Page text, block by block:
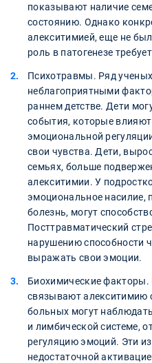
показывают наличие
состоянию. Однако
алекситимией, еще не
роль в патогенезе
Психотравмы. Ряд
неблагоприятными
раннем детстве. Дети
события, которые влияют
эмоциональной
свои чувства. Дети,
семьях, больше
алекситимии. У
эмоциональное насилие,
болезнь, могут
Посттравматический
нарушению способности
выражать свои эмоции.
Биохимические
связывают алекситимию
больных могут
и лимбической системе,
регуляцию эмоций. Эти
недостаточной